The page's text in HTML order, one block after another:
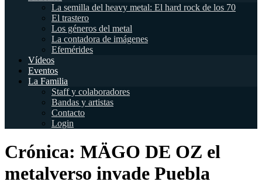
La semilla del heavy metal: El hard rock de los 70
El trastero
Los géneros del metal
La contadora de imágenes
Efemérides
Vídeos
Eventos
La Familia
Staff y colaboradores
Bandas y artistas
Contacto
Login
Crónica: MÄGO DE OZ el
metalverso invade Puebla